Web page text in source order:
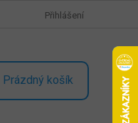
Přihlášení
NÁKUPNÍ
KOŠÍK
Prázdný košík